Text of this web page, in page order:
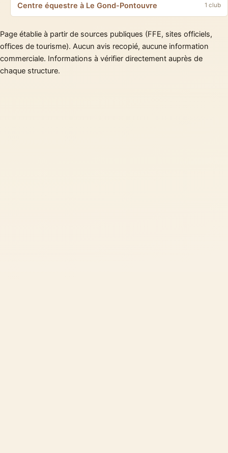
Centre équestre à Le Gond-Pontouvre 1 club
Page établie à partir de sources publiques (FFE, sites officiels,
offices de tourisme). Aucun avis recopié, aucune information
commerciale. Informations à vérifier directement auprès de
chaque structure.